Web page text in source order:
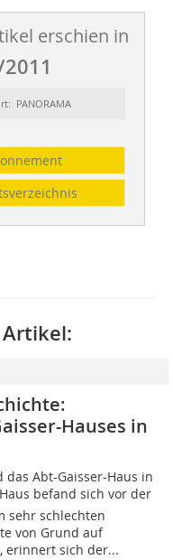
erschien in
PANORAMA
Hauses in
das Abt-Gaisser-Haus in
befand sich vor der
sehr schlechten
von Grund auf
erinnert sich der...